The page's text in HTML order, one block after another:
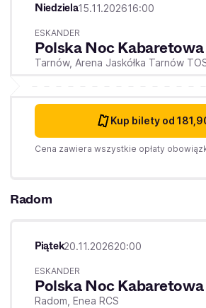
Niedziela15.11.202616:00
ESKANDER
Polska Noc
Tarnów, Arena Jaskółka Tarnów
Kup bilety od
Cena zawiera wszystkie opłaty
Radom
Piątek20.11.202620:00
ESKANDER
Polska Noc
Radom, Enea RCS